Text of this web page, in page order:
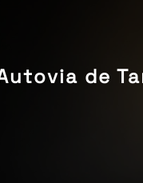
de